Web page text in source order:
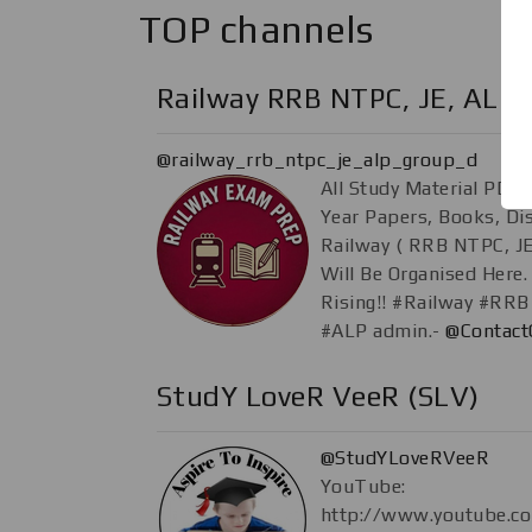
TOP channels
Railway RRB NTPC, JE, ALP,
@railway_rrb_ntpc_je_alp_group_d
All Study Material PDF,
Year Papers, Books,
Railway ( RRB NTPC,
Will Be Organised
Rising!! #Railway
#ALP admin.-
StudY LoveR VeeR (SLV)
@StudYLoveRVeeR
YouTube:
http://